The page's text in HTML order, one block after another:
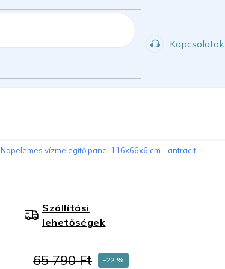
Kapcsolatok
Napelemes vízmelegítő panel 116x66x6 cm - antracit
65 790 Ft –22 %
Szállítási
lehetőségek